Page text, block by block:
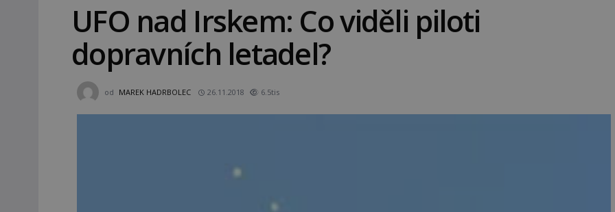
UFO nad Irskem: Co viděli piloti
dopravních letadel?
od MAREK HADRBOLEC 26.11.2018 6.5tis